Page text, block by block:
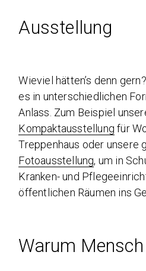
Ausstellung
Wieviel hätten’s denn
es in unterschiedlichen
Anlass. Zum Beispiel
Kompaktausstellung für
Treppenhaus oder unsere
Fotoausstellung, um in
Kranken- und
öffentlichen Räumen ins
Warum